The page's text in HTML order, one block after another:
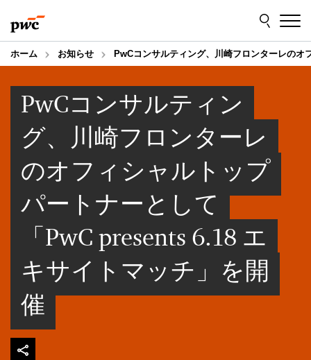
to
content
to
footer
ホーム お知らせ PwCコンサルティング、川崎フロンターレの
PwCコンサルティン
グ、川崎フロンターレ
のオフィシャルトップ
パートナーとして
「PwC presents 6.18 エ
キサイトマッチ」を開
催